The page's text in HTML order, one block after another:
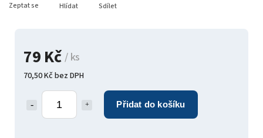
79 Kč/ ks
70,50 Kč bez DPH
Přidat do košíku
Zeptat se Hlídat Sdílet